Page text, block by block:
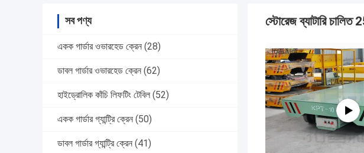
সব পণ্য
একক গার্ডার ওভারহেড ক্রেন (28)
ডাবল গার্ডার ওভারহেড ক্রেন (62)
হাইড্রোলিক কাঁচি লিফটিং টেবিল (52)
একক গার্ডার গ্যান্ট্রি ক্রেন (50)
ডাবল গার্ডার গ্যান্ট্রি ক্রেন (41)
স্টোরেজ ব্যাটারি চালিত